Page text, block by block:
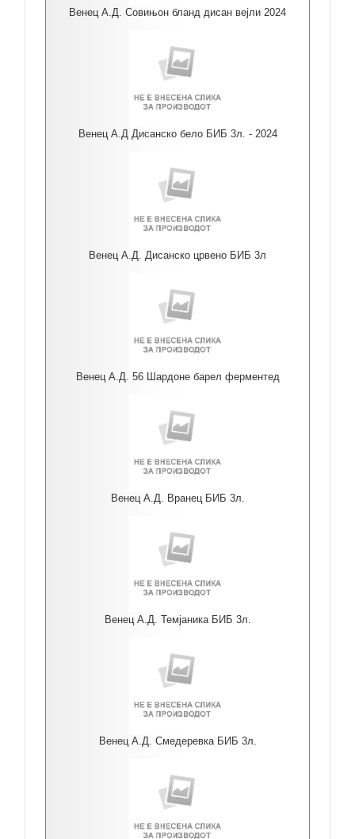
Венец А.Д. Совињон бланд дисан вејли 2024
Венец А.Д Дисанско бело БИБ 3л. - 2024
Венец А.Д. Дисанско црвено БИБ 3л
Венец А.Д. 56 Шардоне барел ферментед
Венец А.Д. Вранец БИБ 3л.
Венец А.Д. Темјаника БИБ 3л.
Венец А.Д. Смедеревка БИБ 3л.